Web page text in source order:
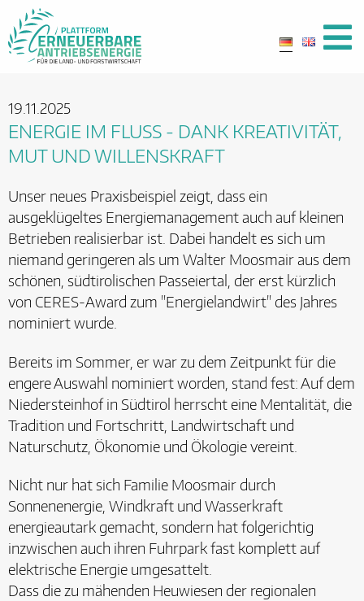
19.11.2025
ENERGIE IM FLUSS - DANK KREATIVITÄT,
MUT UND WILLENSKRAFT
Unser neues Praxisbeispiel zeigt, dass ein
ausgeklügeltes Energiemanagement auch auf kleinen
Betrieben realisierbar ist. Dabei handelt es sich um
niemand geringeren als um Walter Moosmair aus dem
schönen, südtirolischen Passeiertal, der erst kürzlich
von CERES-Award zum "Energielandwirt" des Jahres
nominiert wurde.
Bereits im Sommer, er war zu dem Zeitpunkt für die
engere Auswahl nominiert worden, stand fest: Auf dem
Niedersteinhof in Südtirol herrscht eine Mentalität, die
Tradition und Fortschritt, Landwirtschaft und
Naturschutz, Ökonomie und Ökologie vereint.
Nicht nur hat sich Familie Moosmair durch
Sonnenenergie, Windkraft und Wasserkraft
energieautark gemacht, sondern hat folgerichtig
inzwischen auch ihren Fuhrpark fast komplett auf
elektrische Energie umgesattelt.
Dass die zu mähenden Heuwiesen der regionalen